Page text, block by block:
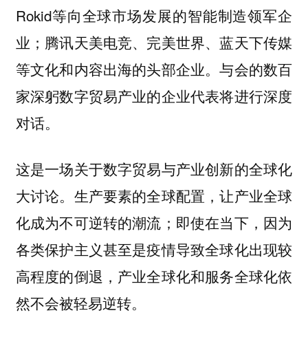
Rokid等向全球市场发展的智能制造领军企
业；腾讯天美电竞、完美世界、蓝天下传媒
等文化和内容出海的头部企业。与会的数百
家深躬数字贸易产业的企业代表将进行深度
对话。
这是一场关于数字贸易与产业创新的全球化
大讨论。生产要素的全球配置，让产业全球
化成为不可逆转的潮流；即使在当下，因为
各类保护主义甚至是疫情导致全球化出现较
高程度的倒退，产业全球化和服务全球化依
然不会被轻易逆转。